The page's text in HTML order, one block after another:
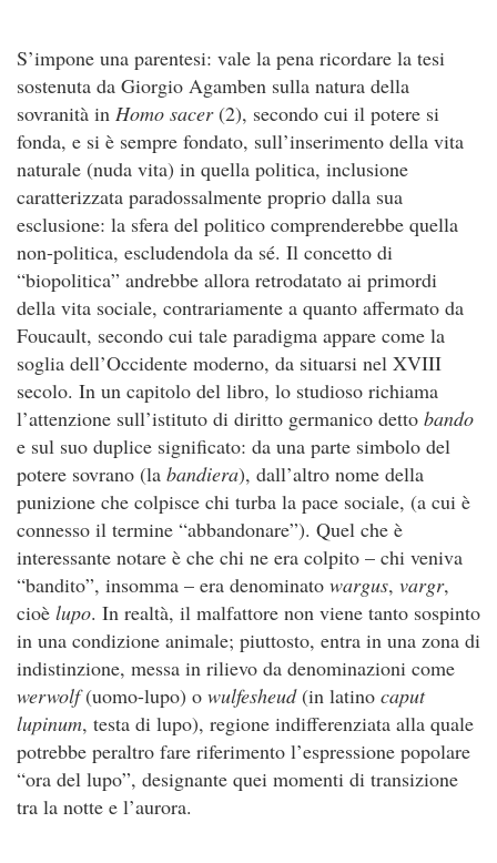
S’impone una parentesi: vale la pena ricordare la tesi
sostenuta da Giorgio Agamben sulla natura della
sovranità in Homo sacer(2), secondo cui il potere si
fonda, e si è sempre fondato, sull’inserimento della vita
naturale (nuda vita) in quella politica, inclusione
caratterizzata paradossalmente proprio dalla sua
esclusione: la sfera del politico comprenderebbe quella
non-politica, escludendola da sé. Il concetto di
“biopolitica” andrebbe allora retrodatato ai primordi
della vita sociale, contrariamente a quanto affermato da
Foucault, secondo cui tale paradigma appare come la
soglia dell’Occidente moderno, da situarsi nel XVIII
secolo. In un capitolo del libro, lo studioso richiama
l’attenzione sull’istituto di diritto germanico detto bando
e sul suo duplice significato: da una parte simbolo del
potere sovrano (la bandiera), dall’altro nome della
punizione che colpisce chi turba la pace sociale, (a cui è
connesso il termine “abbandonare”). Quel che è
interessante notare è che chi ne era colpito – chi veniva
“bandito”, insomma – era denominato wargus, vargr,
cioè lupo. In realtà, il malfattore non viene tanto sospinto
in una condizione animale; piuttosto, entra in una zona di
indistinzione, messa in rilievo da denominazioni come
werwolf(uomo-lupo) o wulfesheud (in latino caput
lupinum, testa di lupo), regione indifferenziata alla quale
potrebbe peraltro fare riferimento l’espressione popolare
“ora del lupo”, designante quei momenti di transizione
tra la notte e l’aurora.